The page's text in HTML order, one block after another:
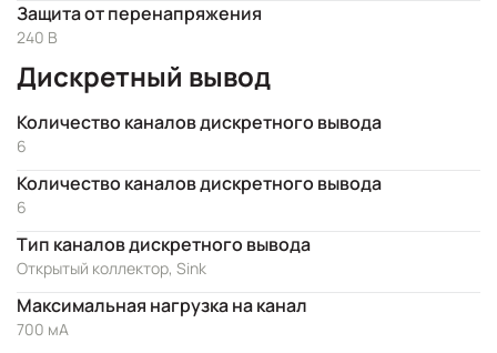
Защита от перенапряжения
240 В
Дискретный вывод
Количество каналов дискретного вывода
6
Количество каналов дискретного вывода
6
Тип каналов дискретного вывода
Открытый коллектор, Sink
Максимальная нагрузка на канал
700 мА